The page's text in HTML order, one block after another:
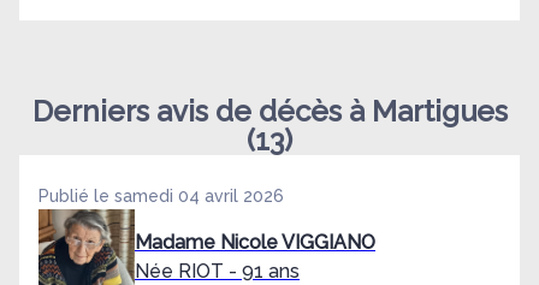
Derniers avis de décès à Martigues
(13)
Publié le samedi 04 avril 2026
Madame Nicole VIGGIANO
Née RIOT - 91 ans